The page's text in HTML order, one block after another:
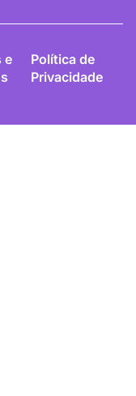
e
Política de
Privacidade